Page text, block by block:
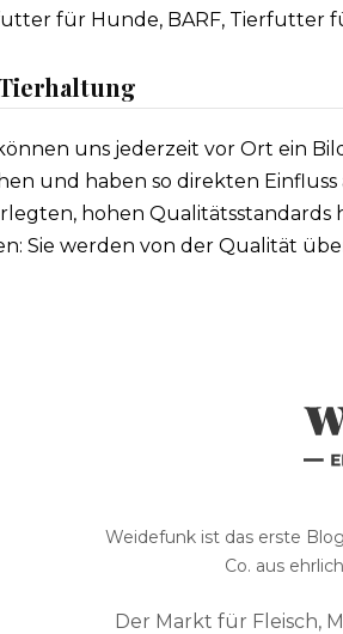
für Hunde, BARF, Tierfutter
uns jederzeit vor Ort ein
und haben so direkten
hohen Qualitätsstandards
Sie werden von der Qualität
Weidefunk ist das erste
Co. aus
Der Markt für Fleisch,